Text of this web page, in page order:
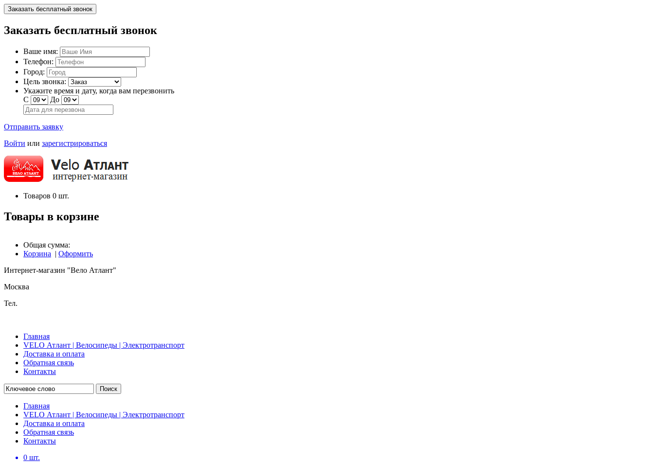
Заказать бесплатный звонок
Заказать бесплатный звонок
Ваше имя:
Телефон:
Город:
Цель звонка:
Укажите время и дату, когда вам перезвонить
С
До
Отправить заявку
Войти или зарегистрироваться
Товаров 0 шт.
Товары в корзине
Общая сумма:
Корзина | Оформить
Интернет-магазин "Вело Атлант"
Москва
Тел.
Главная
VELO Атлант | Велосипеды | Электротранспорт
Доставка и оплата
Обратная связь
Контакты
Поиск
Главная
VELO Атлант | Велосипеды | Электротранспорт
Доставка и оплата
Обратная связь
Контакты
0 шт.